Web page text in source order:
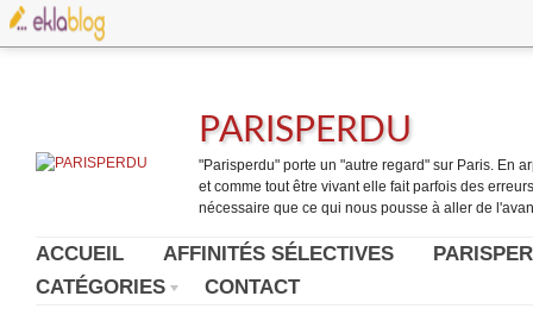
PARISPERDU
"Parisperdu" porte un "autre regard" sur Paris. En
et comme tout être vivant elle fait parfois des
nécessaire que ce qui nous pousse à aller de
ACCUEIL AFFINITÉS SÉLECTIVES
CATÉGORIES
CONTACT